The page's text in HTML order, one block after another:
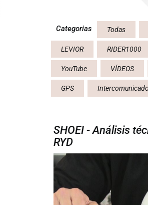
Categorias Todas
LEVIOR RIDER1000
YouTube VÍDEOS
GPS
SHOEI - Análisis
RYD